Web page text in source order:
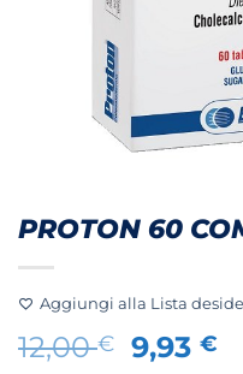
PROTON 60
Aggiungi alla Lista
12,00€
Il
9,93€